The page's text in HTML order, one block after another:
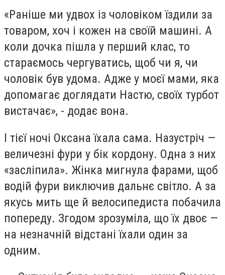
«Раніше ми удвох із чоловіком їздили за
товаром, хоч і кожен на своїй машині. А
коли дочка пішла у перший клас, то
стараємось чергуватись, щоб чи я, чи
чоловік був удома. Адже у моєї мами, яка
допомагає доглядати Настю, своїх турбот
вистачає», - додає вона.
І тієї ночі Оксана їхала сама. Назустріч —
величезні фури у бік кордону. Одна з них
«засліпила». Жінка мигнула фарами, щоб
водій фури виключив дальнє світло. А за
якусь мить ще й велосипедиста побачила
попереду. Згодом зрозуміла, що їх двоє —
на незначній відстані їхали один за
одним.